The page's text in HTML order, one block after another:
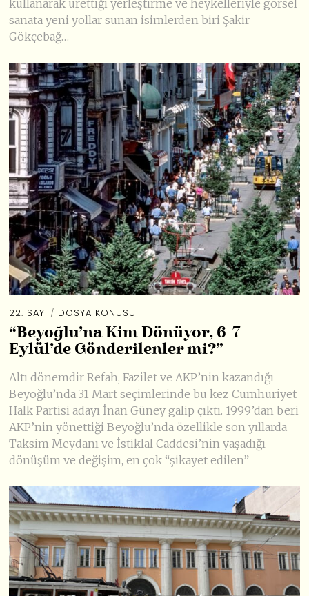
kullanarak ürettiği yerleştirme ve heykelleriyle görsel
sanata yeni yollar sunan isimlerden biri Şakir
Gökçebağ…
22. SAYI / DOSYA KONUSU
“Beyoğlu’na Kim Dönüyor, 6-7
Eylül’de Gönderilenler mi?”
Altı dönemdir Refah, Fazilet ve AKP’nin kazandığı
Beyoğlu’nda 31 Mart seçimlerinde bu kez Cumhuriyet
Halk Partisi adayı İnan Güney galip çıktı. 1999’dan beri
AKP’nin yönettiği Beyoğlu’nda özellikle son yıllarda
Taksim Meydanı ve İstiklal Caddesi’nin yaşadığı
dönüşüm ve değişim, en çok “şikayet edilen”